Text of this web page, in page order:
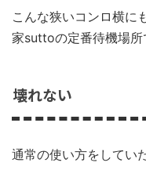
こんな狭いコンロ横に
家suttoの定番待機場所
壊れない
通常の使い方をしてい